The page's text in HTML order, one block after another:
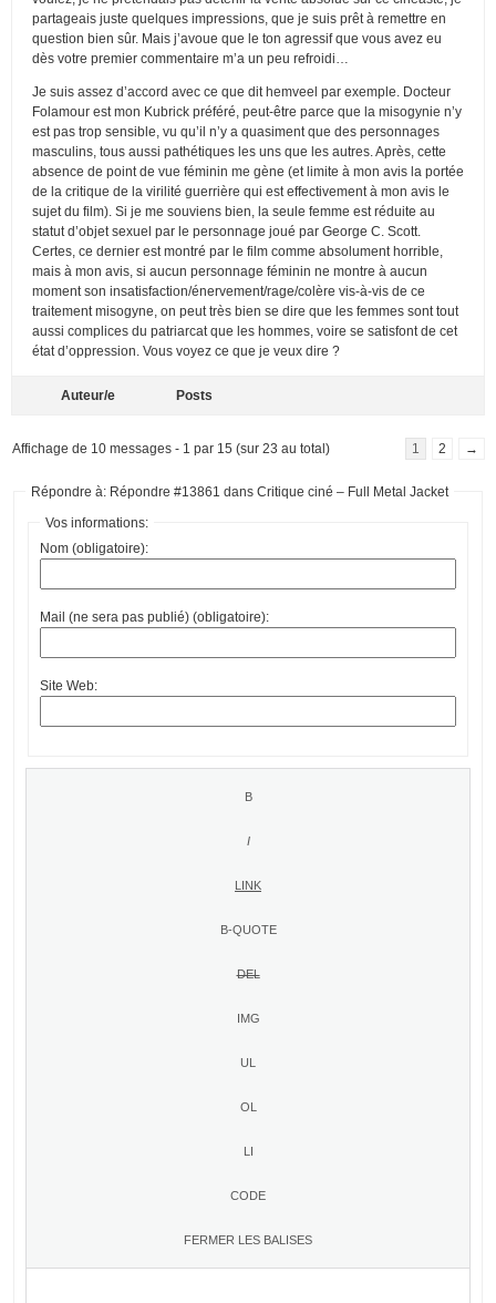
partageais juste quelques impressions, que je suis prêt à remettre en
question bien sûr. Mais j’avoue que le ton agressif que vous avez eu
dès votre premier commentaire m’a un peu refroidi…
Je suis assez d’accord avec ce que dit hemveel par exemple. Docteur
Folamour est mon Kubrick préféré, peut-être parce que la misogynie n’y
est pas trop sensible, vu qu’il n’y a quasiment que des personnages
masculins, tous aussi pathétiques les uns que les autres. Après, cette
absence de point de vue féminin me gène (et limite à mon avis la portée
de la critique de la virilité guerrière qui est effectivement à mon avis le
sujet du film). Si je me souviens bien, la seule femme est réduite au
statut d’objet sexuel par le personnage joué par George C. Scott.
Certes, ce dernier est montré par le film comme absolument horrible,
mais à mon avis, si aucun personnage féminin ne montre à aucun
moment son insatisfaction/énervement/rage/colère vis-à-vis de ce
traitement misogyne, on peut très bien se dire que les femmes sont tout
aussi complices du patriarcat que les hommes, voire se satisfont de cet
état d’oppression. Vous voyez ce que je veux dire ?
Auteur/e Posts
Affichage de 10 messages - 1 par 15 (sur 23 au total) 1 2 →
Répondre à: Répondre #13861 dans Critique ciné – Full Metal Jacket
Vos informations:
Nom (obligatoire):
Mail (ne sera pas publié) (obligatoire):
Site Web: